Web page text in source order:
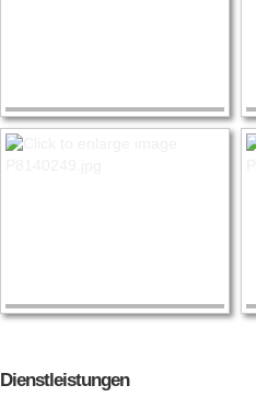
Dienstleistungen